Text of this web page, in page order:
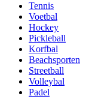
Tennis
Voetbal
Hockey
Pickleball
Korfbal
Beachsporten
Streetball
Volleybal
Padel